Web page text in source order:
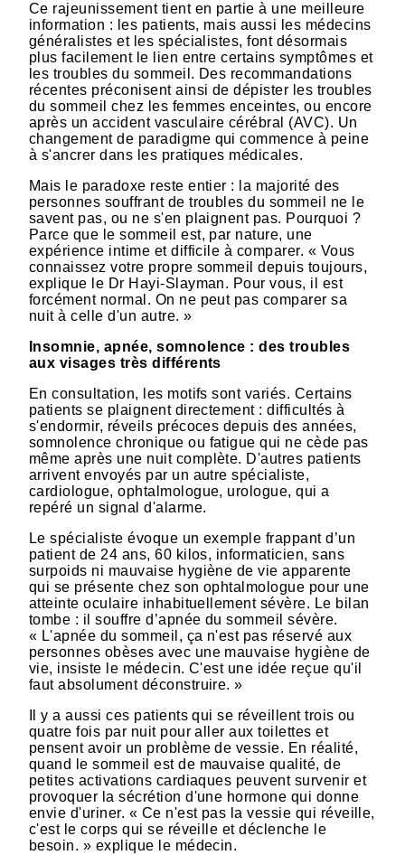
Ce rajeunissement tient en partie à une meilleure
information : les patients, mais aussi les médecins
généralistes et les spécialistes, font désormais
plus facilement le lien entre certains symptômes et
les troubles du sommeil. Des recommandations
récentes préconisent ainsi de dépister les troubles
du sommeil chez les femmes enceintes, ou encore
après un accident vasculaire cérébral (AVC). Un
changement de paradigme qui commence à peine
à s'ancrer dans les pratiques médicales.
Mais le paradoxe reste entier : la majorité des
personnes souffrant de troubles du sommeil ne le
savent pas, ou ne s'en plaignent pas. Pourquoi ?
Parce que le sommeil est, par nature, une
expérience intime et difficile à comparer. « Vous
connaissez votre propre sommeil depuis toujours,
explique le Dr Hayi-Slayman. Pour vous, il est
forcément normal. On ne peut pas comparer sa
nuit à celle d'un autre. »
Insomnie, apnée, somnolence : des troubles
aux visages très différents
En consultation, les motifs sont variés. Certains
patients se plaignent directement : difficultés à
s'endormir, réveils précoces depuis des années,
somnolence chronique ou fatigue qui ne cède pas
même après une nuit complète. D'autres patients
arrivent envoyés par un autre spécialiste,
cardiologue, ophtalmologue, urologue, qui a
repéré un signal d'alarme.
Le spécialiste évoque un exemple frappant d’un
patient de 24 ans, 60 kilos, informaticien, sans
surpoids ni mauvaise hygiène de vie apparente
qui se présente chez son ophtalmologue pour une
atteinte oculaire inhabituellement sévère. Le bilan
tombe : il souffre d’apnée du sommeil sévère.
« L'apnée du sommeil, ça n'est pas réservé aux
personnes obèses avec une mauvaise hygiène de
vie, insiste le médecin. C'est une idée reçue qu'il
faut absolument déconstruire. »
Il y a aussi ces patients qui se réveillent trois ou
quatre fois par nuit pour aller aux toilettes et
pensent avoir un problème de vessie. En réalité,
quand le sommeil est de mauvaise qualité, de
petites activations cardiaques peuvent survenir et
provoquer la sécrétion d'une hormone qui donne
envie d'uriner. « Ce n'est pas la vessie qui réveille,
c'est le corps qui se réveille et déclenche le
besoin. » explique le médecin.